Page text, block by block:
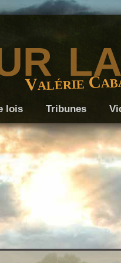
Valérie
lois Tribunes